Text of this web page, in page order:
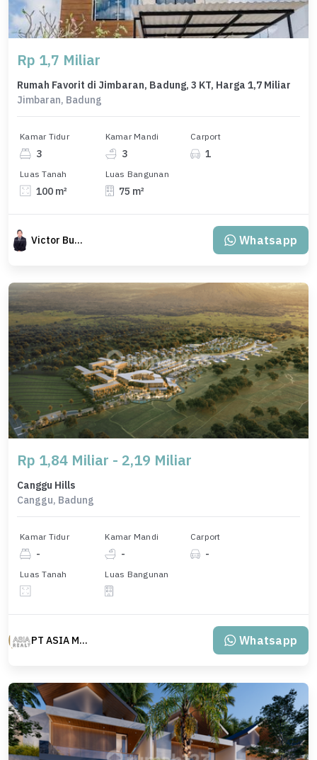
Rp 1,7 Miliar
Rumah Favorit di Jimbaran, Badung, 3 KT, Harga 1,7 Miliar
Jimbaran, Badung
Kamar Tidur
3
Kamar Mandi
3
Carport
1
Luas Tanah
100 m²
Luas Bangunan
75 m²
Victor Budiman Whatsapp
Rp 1,84 Miliar - 2,19 Miliar
Canggu Hills
Canggu, Badung
Kamar Tidur
-
Kamar Mandi
-
Carport
-
Luas Tanah Luas Bangunan
PT ASIA MAS REALTY Whatsapp